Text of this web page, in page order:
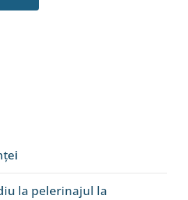
la pelerinajul la